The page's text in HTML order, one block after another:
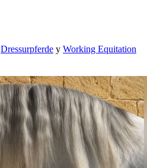
Dressurpferde y Working Equitation